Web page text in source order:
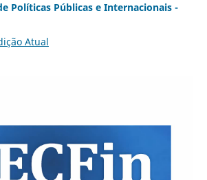
Políticas Públicas e Internacionais -
Atual